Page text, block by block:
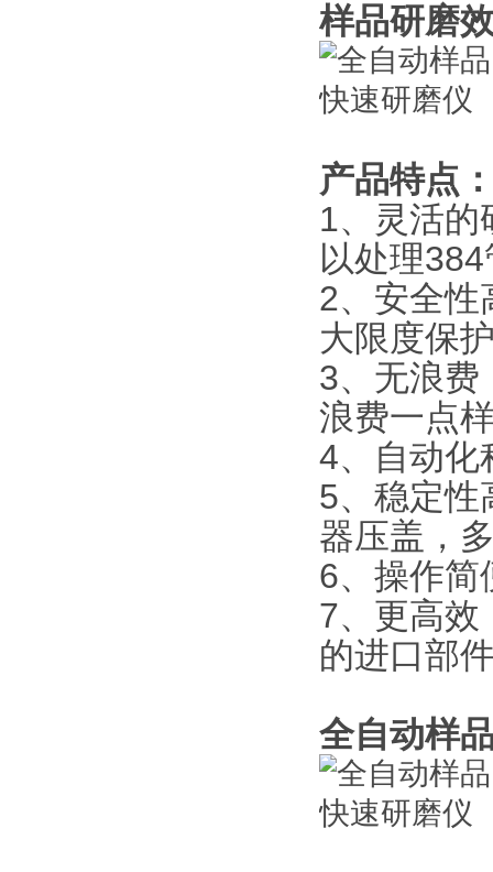
样品研磨
产品特点
1、灵活的
以处理
2、安全性
大限度保
3、无浪费
浪费一点
4、自动化
5、稳定性
器压盖，
6、操作简
7、更高效
的进口部
全自动样